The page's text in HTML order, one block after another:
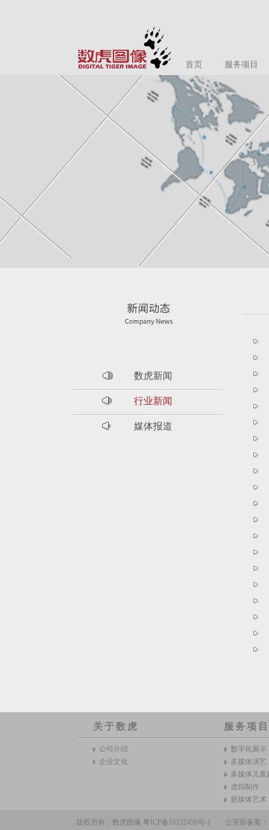
首页 服务项目
数虎新闻
行业新闻
媒体报道
关于数虎 服务项目
公司介绍
企业文化
数字化展示
多媒体演艺
多媒体儿童
虚拟制作
新媒体艺术
版权所有：数虎图像 粤ICP备16122458号-1 公安部备案：